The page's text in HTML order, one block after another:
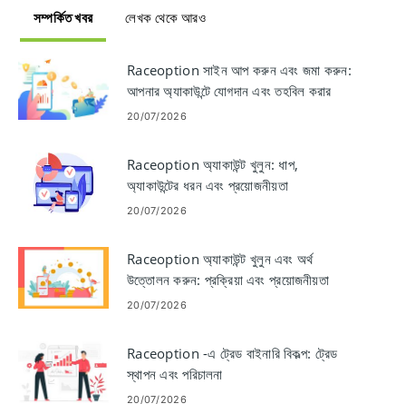
সম্পর্কিত খবর লেখক থেকে আরও
Raceoption সাইন আপ করুন এবং জমা করুন:
আপনার অ্যাকাউন্টে যোগদান এবং তহবিল করার
পদক্ষেপ
20/07/2026
Raceoption অ্যাকাউন্ট খুলুন: ধাপ,
অ্যাকাউন্টের ধরন এবং প্রয়োজনীয়তা
20/07/2026
Raceoption অ্যাকাউন্ট খুলুন এবং অর্থ
উত্তোলন করুন: প্রক্রিয়া এবং প্রয়োজনীয়তা
20/07/2026
Raceoption -এ ট্রেড বাইনারি বিকল্প: ট্রেড
স্থাপন এবং পরিচালনা
20/07/2026